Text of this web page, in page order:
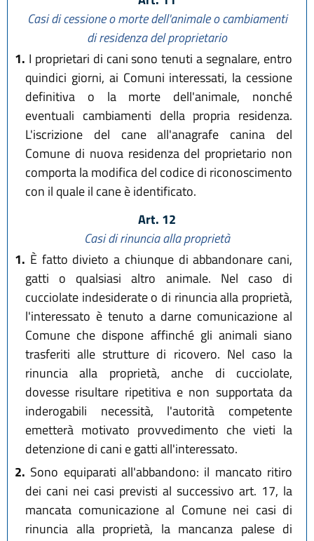
Casi di cessione o morte dell'animale o cambiamenti
di residenza del proprietario
1. I proprietari di cani sono tenuti a segnalare, entro
quindici giorni, ai Comuni interessati, la cessione
definitiva o la morte dell'animale, nonché
eventuali cambiamenti della propria residenza.
L'iscrizione del cane all'anagrafe canina del
Comune di nuova residenza del proprietario non
comporta la modifica del codice di riconoscimento
con il quale il cane è identificato.
Art. 12
Casi di rinuncia alla proprietà
1. È fatto divieto a chiunque di abbandonare cani,
gatti o qualsiasi altro animale. Nel caso di
cucciolate indesiderate o di rinuncia alla proprietà,
l'interessato è tenuto a darne comunicazione al
Comune che dispone affinché gli animali siano
trasferiti alle strutture di ricovero. Nel caso la
rinuncia alla proprietà, anche di cucciolate,
dovesse risultare ripetitiva e non supportata da
inderogabili necessità, l'autorità competente
emetterà motivato provvedimento che vieti la
detenzione di cani e gatti all'interessato.
2. Sono equiparati all'abbandono: il mancato ritiro
dei cani nei casi previsti al successivo art. 17, la
mancata comunicazione al Comune nei casi di
rinuncia alla proprietà, la mancanza palese di